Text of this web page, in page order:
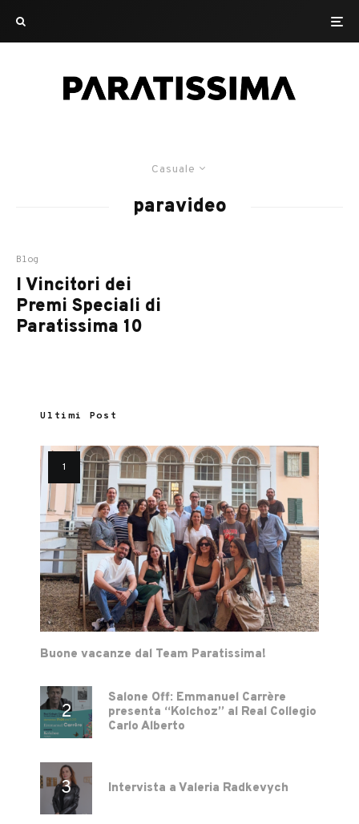
Casuale
paravideo
Blog
I Vincitori dei
Premi Speciali di
Paratissima 10
Ultimi Post
Buone vacanze dal Team Paratissima!
Salone Off: Emmanuel Carrère
presenta “Kolchoz” al Real Collegio
Carlo Alberto
Intervista a Valeria Radkevych